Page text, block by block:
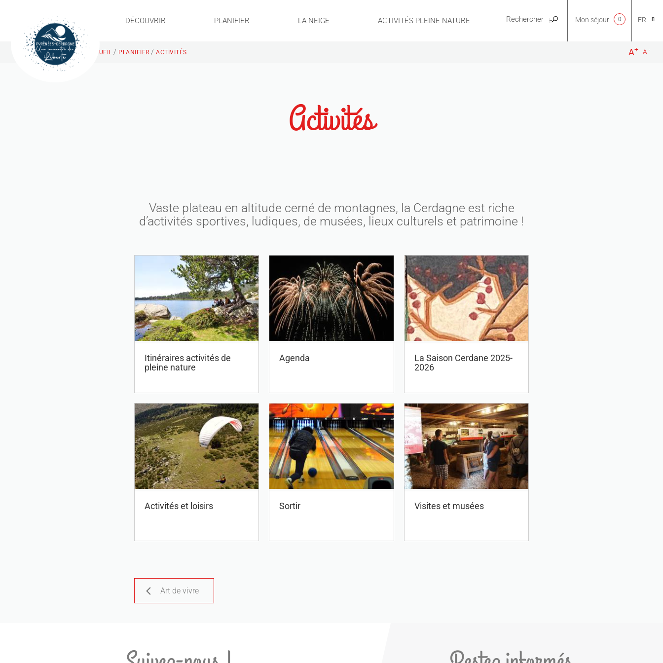
DÉCOUVRIR PLANIFIER LA NEIGE ACTIVITÉS PLEINE NATURE PRATIQUE FR
Mon séjour 0
-
A
+
A
ACCUEIL / PLANIFIER / ACTIVITÉS
Activités
Vaste plateau en altitude cerné de montagnes, la Cerdagne est riche
d’activités sportives, ludiques, de musées, lieux culturels et patrimoine !
Itinéraires activités de
pleine nature
Agenda
La Saison Cerdane 2025-
2026
Activités et loisirs Sortir Visites et musées
Art de vivre